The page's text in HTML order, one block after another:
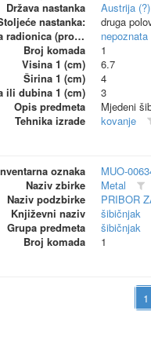
Država nastanka
Austrija (?)
nastanka:
druga
Autorska radionica (proizvođač)
nepoznata
Broj komada
1
Visina 1 (cm)
6.7
Širina 1 (cm)
4
ili dubina 1 (cm)
3
Opis predmeta
Mjedeni
Tehnika izrade
kovanje
oznaka
MUO-
Naziv zbirke
Metal
Naziv podzbirke
PRIBOR
Književni naziv
šibičnjak
Grupa predmeta
šibičnjak
Broj komada
1